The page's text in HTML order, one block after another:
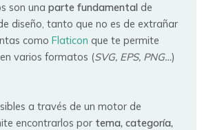
son unaparte fundamental de
diseño, tanto que no es de extrañar
como Flaticon que te permite
varios formatos (SVG, EPS, PNG…)
a través de un motor de
encontrarlos por tema, categoría,